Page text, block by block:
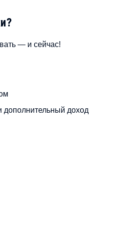
— и сейчас!
дополнительный доход